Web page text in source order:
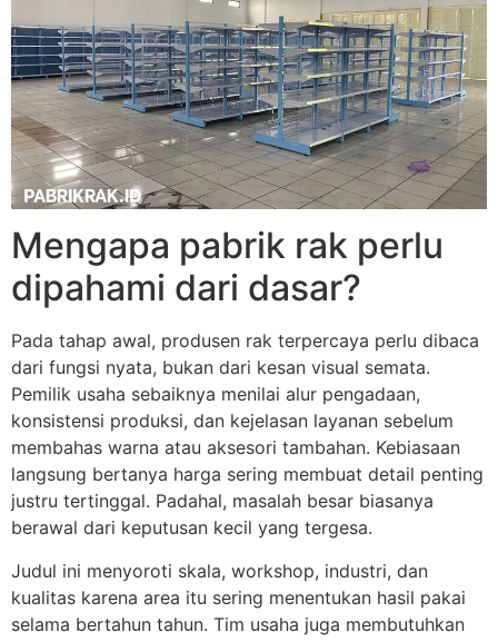
Mengapa pabrik rak perlu
dipahami dari dasar?
Pada tahap awal, produsen rak terpercaya perlu dibaca
dari fungsi nyata, bukan dari kesan visual semata.
Pemilik usaha sebaiknya menilai alur pengadaan,
konsistensi produksi, dan kejelasan layanan sebelum
membahas warna atau aksesori tambahan. Kebiasaan
langsung bertanya harga sering membuat detail penting
justru tertinggal. Padahal, masalah besar biasanya
berawal dari keputusan kecil yang tergesa.
Judul ini menyoroti skala, workshop, industri, dan
kualitas karena area itu sering menentukan hasil pakai
selama bertahun tahun. Tim usaha juga membutuhkan